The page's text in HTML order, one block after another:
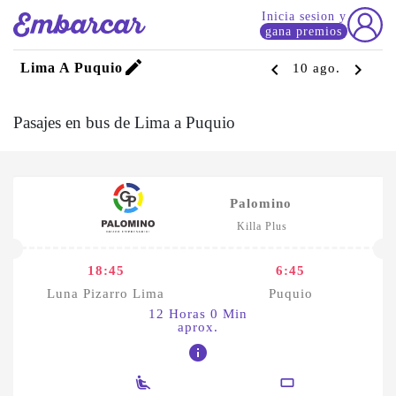
Inicia sesion y
gana premios
Lima A Puquio edit chevron_left 10 ago. chevron_right
Pasajes en bus de Lima a Puquio
Palomino
Killa Plus
18:45
Luna Pizarro Lima
12 Horas 0 Min
aprox.
info
6:45
Puquio
airline_seat_recline_extra crop_16_9